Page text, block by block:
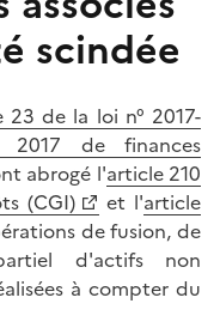
scindée
23 de la loi n° 2017-
de finances
abrogé l'article 210
(CGI)
et l'article
de fusion, de
d'actifs non
à compter du